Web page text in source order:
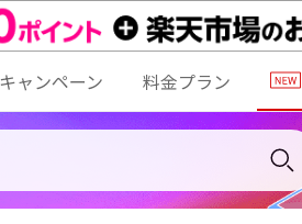
キャンペーン 料金プラン